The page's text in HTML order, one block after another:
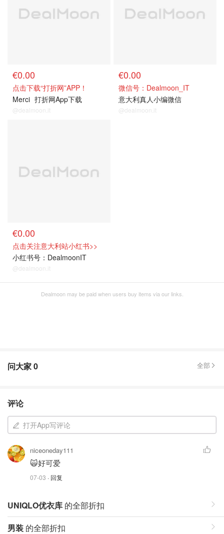
€0.00
点击下载“打折网”APP！
Merci 打折网App下载
@dealmoon.it
€0.00
微信号：Dealmoon_IT
意大利真人小编微信
@dealmoon.it
€0.00
点击关注意大利站小红书>>
小红书号：DealmoonIT
@dealmoon.it
Dealmoon may be paid when users buy items via our links.
问大家0 全部
评论
打开App写评论
niceoneday111
🙀好可爱
07-03 · 回复
UNIQLO优衣库 的全部折扣
男装 的全部折扣